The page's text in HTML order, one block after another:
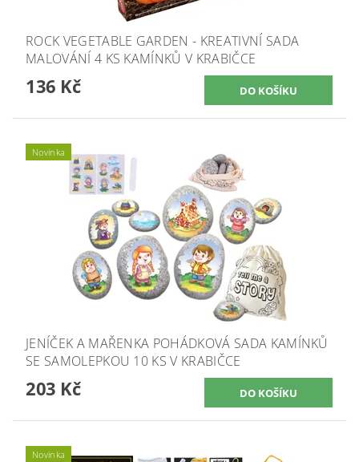
ROCK VEGETABLE GARDEN - KREATIVNÍ SADA
MALOVÁNÍ 4 KS KAMÍNKŮ V KRABIČCE
136 Kč
Novinka
JENÍČEK A MAŘENKA POHÁDKOVÁ SADA KAMÍNKŮ
SE SAMOLEPKOU 10 KS V KRABIČCE
203 Kč
Novinka